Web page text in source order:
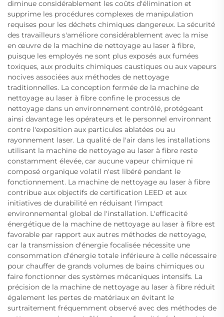
diminue considérablement les coûts d'élimination et
supprime les procédures complexes de manipulation
requises pour les déchets chimiques dangereux. La sécurité
des travailleurs s'améliore considérablement avec la mise
en œuvre de la machine de nettoyage au laser à fibre,
puisque les employés ne sont plus exposés aux fumées
toxiques, aux produits chimiques caustiques ou aux vapeurs
nocives associées aux méthodes de nettoyage
traditionnelles. La conception fermée de la machine de
nettoyage au laser à fibre confine le processus de
nettoyage dans un environnement contrôlé, protégeant
ainsi davantage les opérateurs et le personnel environnant
contre l'exposition aux particules ablatées ou au
rayonnement laser. La qualité de l'air dans les installations
utilisant la machine de nettoyage au laser à fibre reste
constamment élevée, car aucune vapeur chimique ni
composé organique volatil n'est libéré pendant le
fonctionnement. La machine de nettoyage au laser à fibre
contribue aux objectifs de certification LEED et aux
initiatives de durabilité en réduisant l'impact
environnemental global de l'installation. L'efficacité
énergétique de la machine de nettoyage au laser à fibre est
favorable par rapport aux autres méthodes de nettoyage,
car la transmission d'énergie focalisée nécessite une
consommation d'énergie totale inférieure à celle nécessaire
pour chauffer de grands volumes de bains chimiques ou
faire fonctionner des systèmes mécaniques intensifs. La
précision de la machine de nettoyage au laser à fibre réduit
également les pertes de matériaux en évitant le
surtraitement fréquemment observé avec des méthodes de